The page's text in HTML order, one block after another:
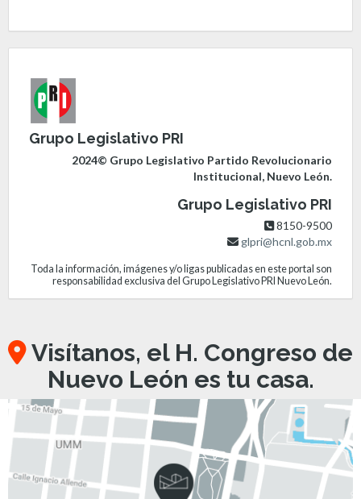
Grupo Legislativo PRI
2024© Grupo Legislativo Partido Revolucionario
Institucional, Nuevo León.
Grupo Legislativo PRI
8150-9500
glpri@hcnl.gob.mx
Toda la información, imágenes y/o ligas publicadas en este portal son
responsabilidad exclusiva del Grupo Legislativo PRI Nuevo León.
Visítanos, el H. Congreso de
Nuevo León es tu casa.